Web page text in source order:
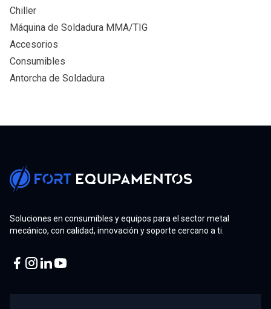
Chiller
Máquina de Soldadura MMA/TIG
Accesorios
Consumibles
Antorcha de Soldadura
Soluciones en consumibles y equipos para el sector metal
mecánico, con calidad, innovación y soporte cercano a ti.